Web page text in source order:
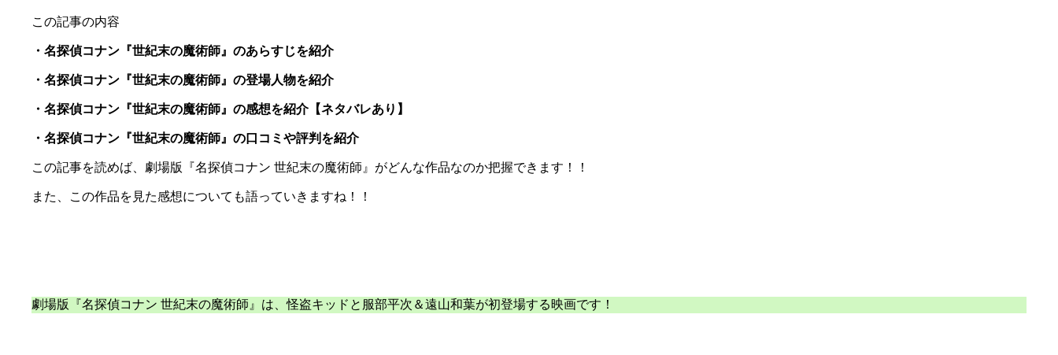
この記事の内容
・名探偵コナン『世紀末の魔術師』のあらすじを紹介
・名探偵コナン『世紀末の魔術師』の登場人物を紹介
・名探偵コナン『世紀末の魔術師』の感想を紹介【ネタバレあり】
・名探偵コナン『世紀末の魔術師』の口コミや評判を紹介
この記事を読めば、劇場版『名探偵コナン 世紀末の魔術師』がどんな作品なのか把握できます！！
また、この作品を見た感想についても語っていきますね！！
劇場版『名探偵コナン 世紀末の魔術師』は、怪盗キッドと服部平次＆遠山和葉が初登場する映画です！